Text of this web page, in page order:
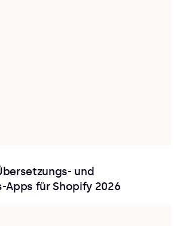
und
Apps für Shopify 2026